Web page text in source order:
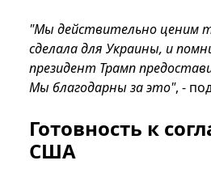
"Мы действительно ценим
сделала для Украины, и
президент Трамп
Мы благодарны за это", -
Готовность к
США